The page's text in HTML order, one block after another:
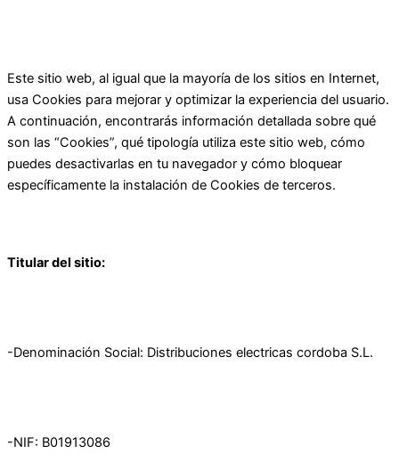
Este sitio web, al igual que la mayoría de los sitios en Internet,
usa Cookies para mejorar y optimizar la experiencia del usuario.
A continuación, encontrarás información detallada sobre qué
son las “Cookies”, qué tipología utiliza este sitio web, cómo
puedes desactivarlas en tu navegador y cómo bloquear
específicamente la instalación de Cookies de terceros.
Titular del sitio:
-Denominación Social: Distribuciones electricas cordoba S.L.
-NIF: B01913086